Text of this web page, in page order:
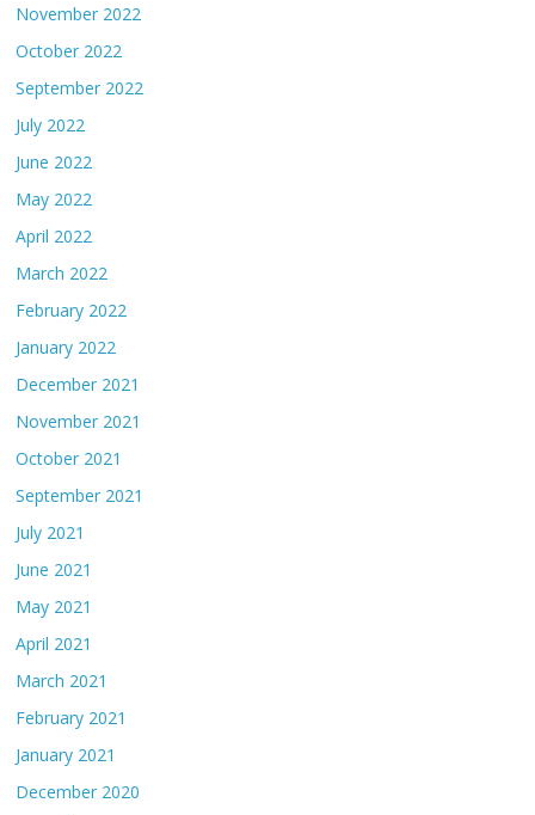
November 2022
October 2022
September 2022
July 2022
June 2022
May 2022
April 2022
March 2022
February 2022
January 2022
December 2021
November 2021
October 2021
September 2021
July 2021
June 2021
May 2021
April 2021
March 2021
February 2021
January 2021
December 2020